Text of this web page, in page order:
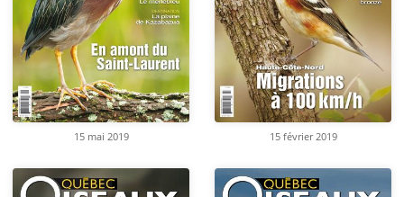
15 mai 2019 15 février 2019